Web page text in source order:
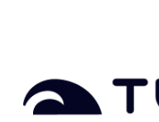
habitual. No caso
Turbo com alças